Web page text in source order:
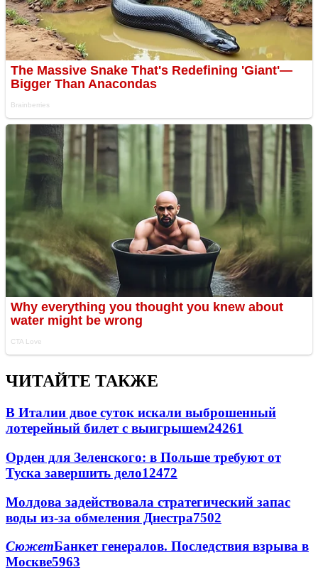
ЧИТАЙТЕ ТАКЖЕ
В Италии двое суток искали выброшенный
лотерейный билет с выигрышем24261
Орден для Зеленского: в Польше требуют от
Туска завершить дело12472
Молдова задействовала стратегический запас
воды из-за обмеления Днестра7502
СюжетБанкет генералов. Последствия взрыва в
Москве5963